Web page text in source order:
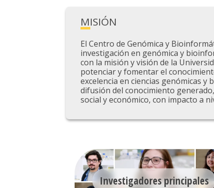
MISIÓN
El Centro de Genómica y
investigación en genómica y
con la misión y visión de la
potenciar y fomentar el
excelencia en ciencias genómicas
difusión del conocimiento
social y económico, con impacto a
Investigadores principales